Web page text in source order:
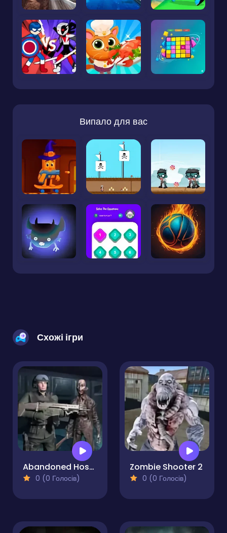
Випало для вас
Схожі ігри
Abandoned Hospital
0 (0 Голосів)
Zombie Shooter 2
0 (0 Голосів)